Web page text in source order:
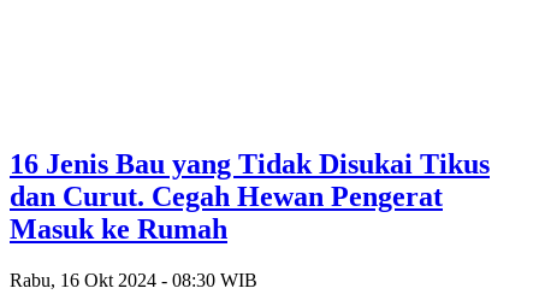
16 Jenis Bau yang Tidak Disukai Tikus
dan Curut. Cegah Hewan Pengerat
Masuk ke Rumah
Rabu, 16 Okt 2024 - 08:30 WIB